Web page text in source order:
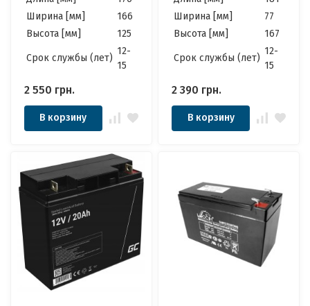
Ширина [мм]
166
Высота [мм]
125
Cрок службы (лет)
12-
15
2 550 грн.
В корзину
Ширина [мм]
77
Высота [мм]
167
Cрок службы (лет)
12-
15
2 390 грн.
В корзину